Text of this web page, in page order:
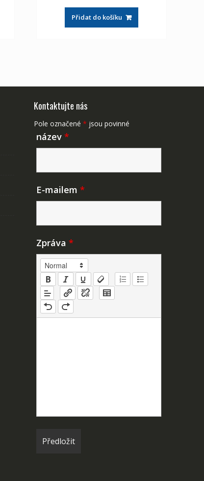
byla:
2,107 Kč
je:
1,175 Kč
Přidat do košíku
Kontaktujte nás
Pole označené * jsou povinné
název *
E-mailem *
Zpráva *